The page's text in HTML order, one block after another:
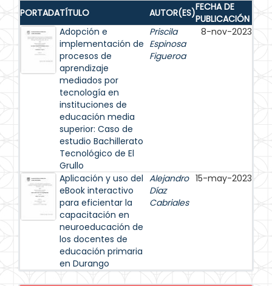
PORTADATÍTULO AUTOR(ES)FECHA DE
PUBLICACIÓN
Adopción e
implementación de
procesos de
aprendizaje
mediados por
tecnología en
instituciones de
educación media
superior: Caso de
estudio Bachillerato
Tecnológico de El
Grullo
Priscila
Espinosa
Figueroa
8-nov-2023
Aplicación y uso del
eBook interactivo
para eficientar la
capacitación en
neuroeducación de
los docentes de
educación primaria
en Durango
Alejandro
Díaz
Cabriales
15-may-2023